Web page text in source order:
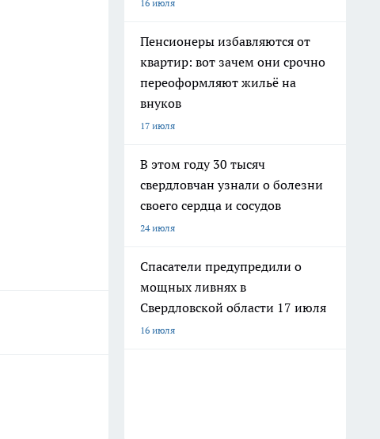
16 июля
Пенсионеры избавляются от
квартир: вот зачем они срочно
переоформляют жильё на
внуков
17 июля
В этом году 30 тысяч
свердловчан узнали о болезни
своего сердца и сосудов
24 июля
Спасатели предупредили о
мощных ливнях в
Свердловской области 17 июля
16 июля